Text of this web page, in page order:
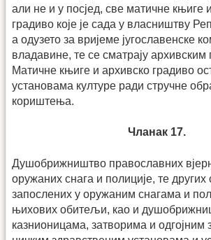
али не и у посјед, све матичне књиге
градиво које је сада у власништву
а одузето за вријеме југославенске
владавине, те се сматрају архивским
Матичне књиге и архивско градиво
установама културе ради стручне
кориштења.
Чланак 17.
Душобрижништво православних
оружаних снага и полиције, те других
запослених у оружаним снагама и
њихових обитељи, као и
казнионицама, затворима и